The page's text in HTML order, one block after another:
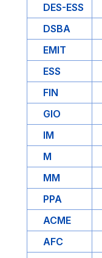
DES-ESS
DSBA
EMIT
ESS
FIN
GIO
IM
M
MM
PPA
ACME
AFC